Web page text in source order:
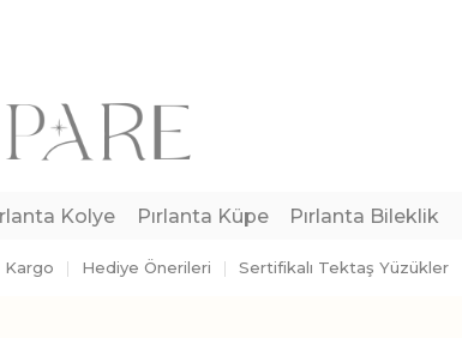
Kolye Pırlanta Küpe Pırlanta Bileklik
Kargo Hediye Önerileri Sertifikalı Tektaş Yüzükler